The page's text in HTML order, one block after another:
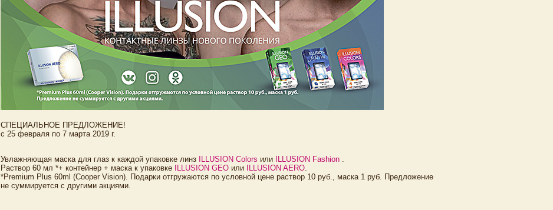
СПЕЦИАЛЬНОЕ ПРЕДЛОЖЕНИЕ!
с 25 февраля по 7 марта 2019 г.
Увлажняющая маска для глаз к каждой упаковке линз ILLUSION Colors или ILLUSION Fashion .
Раствор 60 мл *+ контейнер + маска к упаковке
ILLUSION GEO или ILLUSION AERO.
*Premium Plus 60ml (Cooper Vision). Подарки отгружаются по условной цене раствор 10 руб., маска 1 руб. Предложение
не суммируется с другими акциями.